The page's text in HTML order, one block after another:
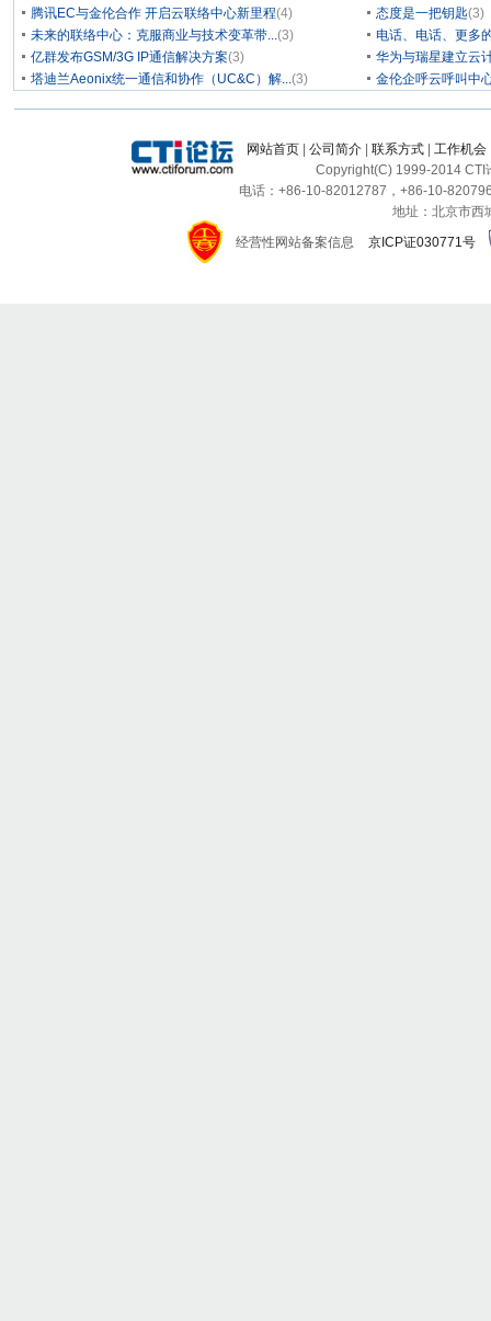
腾讯EC与金伦合作 开启云联络中心新里程(4) 态度是一把钥匙(3)
未来的联络中心：克服商业与技术变革带...(3)
电话、电话、更多
亿群发布GSM/3G IP通信解决方案(3)
华为与瑞星建立云
塔迪兰Aeonix统一通信和协作（UC&C）解...(3) 金伦企呼云呼叫中
网站首页 公司简介 联系方式 工作机会
Copyright(C) 1999-2014 CTI
电话：+86-10-82012787，+86-10-
地址：北京市西
经营性网站备案信息
京ICP证030771号